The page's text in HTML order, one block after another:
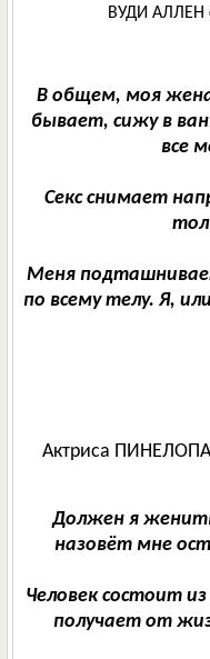
ВУДИ АЛЛЕН
В общем, моя жена
бывает, сижу в
все
Секс снимает
Меня
по всему телу. Я,
Актриса
Должен я
назовёт мне
Человек состоит
получает от